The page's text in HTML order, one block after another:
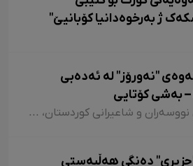
ژ بەرخوەدانیا کۆبانیێ"
"نەورۆز" لە ئەدەبی
– بەشی کۆتایی
زۆرینەی نووسەران و شاعیرانی کوردستان، لە شیعر و دەقەکانیاندا بە شێوازی جۆراوجۆر باسی نەورۆزیان کردووە کە لەبەر نەبوونی مەجال تەنیا ئاماژەمان بە چەند شاعیر و چەند نموونە شیعر کرد. پێم خۆشە لە کۆتاییشدا ئاماژە بەوە بکەم کە شاعیران "موخلیس، عەونی، هەژار، زاری، عەلی حەسەنیانی، ژیلا حسەینی، محەممەد ساڵح دیلان، ئەسیری، ناسر ئاغابرا، جەلال مەلەکشا، شێرکۆ بێکەس و عەبدوڵڵا پەشێو و..." لە چەندین شیعریاندا باسی "نەورۆز"یان کردووە و لەسەر کوردستانیبوونی نەورۆز جەختیان کردووەتەوە.
دەنگی هەڵبەستی